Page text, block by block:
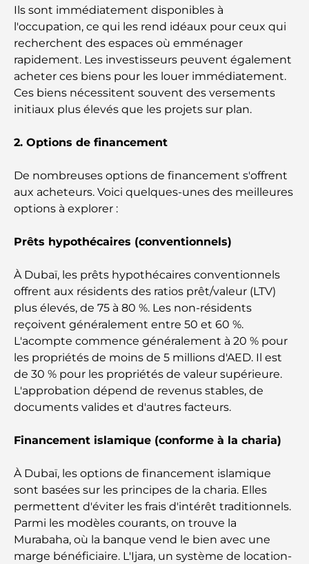
Hôtels 5 étoiles à Dubaï : un luxe inégalé pour
chaque voyageur
Que faire dans le centre-ville de Dubaï : votre
guide ultime
incontournables pour un repas de Ramadan
Cafés à Business Bay : l’alliance parfaite du café et
de la convivialité
Restaurants étoilés Michelin à Dubaï : un circuit
gastronomique inoubliable
Découverte des restaurants de Jumeirah Golf
Estates : un guide culinaire
Dubai Horse Racing: Where Tradition Meets
Global Competition
Cafés à Palm Jumeirah : Guide des meilleurs cafés
et lieux de vie de l’île
Les meilleurs petits-déjeuners de Dubaï : Ma
sélection pour 2026
Comment obtenir un prêt immobilier à Dubaï : le
guide ultime
Plan directeur de Tilal Al Ghaf : une nouvelle
norme pour la vie intégrée à Dubaï
Ils sont immédiatement disponibles à
l'occupation, ce qui les rend idéaux pour ceux qui
recherchent des espaces où emménager
rapidement. Les investisseurs peuvent également
acheter ces biens pour les louer immédiatement.
Ces biens nécessitent souvent des versements
initiaux plus élevés que les projets sur plan.
2. Options de financement
De nombreuses options de financement s'offrent
aux acheteurs. Voici quelques-unes des meilleures
options à explorer :
Prêts hypothécaires (conventionnels)
À Dubaï, les prêts hypothécaires conventionnels
offrent aux résidents des ratios prêt/valeur (LTV)
plus élevés, de 75 à 80 %. Les non-résidents
reçoivent généralement entre 50 et 60 %.
L'acompte commence généralement à 20 % pour
les propriétés de moins de 5 millions d'AED. Il est
de 30 % pour les propriétés de valeur supérieure.
L'approbation dépend de revenus stables, de
documents valides et d'autres facteurs.
Financement islamique (conforme à la charia)
À Dubaï, les options de financement islamique
sont basées sur les principes de la charia. Elles
permettent d'éviter les frais d'intérêt traditionnels.
Parmi les modèles courants, on trouve la
Murabaha, où la banque vend le bien avec une
marge bénéficiaire. L'Ijara, un système de location-